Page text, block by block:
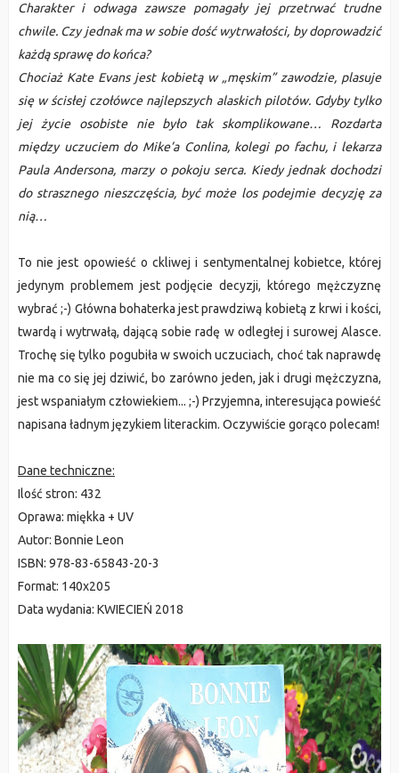
Charakter i odwaga zawsze pomagały jej przetrwać trudne
chwile. Czy jednak ma w sobie dość wytrwałości, by doprowadzić
każdą sprawę do końca?
Chociaż Kate Evans jest kobietą w „męskim” zawodzie, plasuje
się w ścisłej czołówce najlepszych alaskich pilotów. Gdyby tylko
jej życie osobiste nie było tak skomplikowane… Rozdarta
między uczuciem do Mike’a Conlina, kolegi po fachu, i lekarza
Paula Andersona, marzy o pokoju serca. Kiedy jednak dochodzi
do strasznego nieszczęścia, być może los podejmie decyzję za
nią…
To nie jest opowieść o ckliwej i sentymentalnej kobietce, której
jedynym problemem jest podjęcie decyzji, którego mężczyznę
wybrać ;-) Główna bohaterka jest prawdziwą kobietą z krwi i kości,
twardą i wytrwałą, dającą sobie radę w odległej i surowej Alasce.
Trochę się tylko pogubiła w swoich uczuciach, choć tak naprawdę
nie ma co się jej dziwić, bo zarówno jeden, jak i drugi mężczyzna,
jest wspaniałym człowiekiem... ;-) Przyjemna, interesująca powieść
napisana ładnym językiem literackim. Oczywiście gorąco polecam!
Dane techniczne:
Ilość stron: 432
Oprawa: miękka + UV
Autor: Bonnie Leon
ISBN: 978-83-65843-20-3
Format: 140x205
Data wydania: KWIECIEŃ 2018